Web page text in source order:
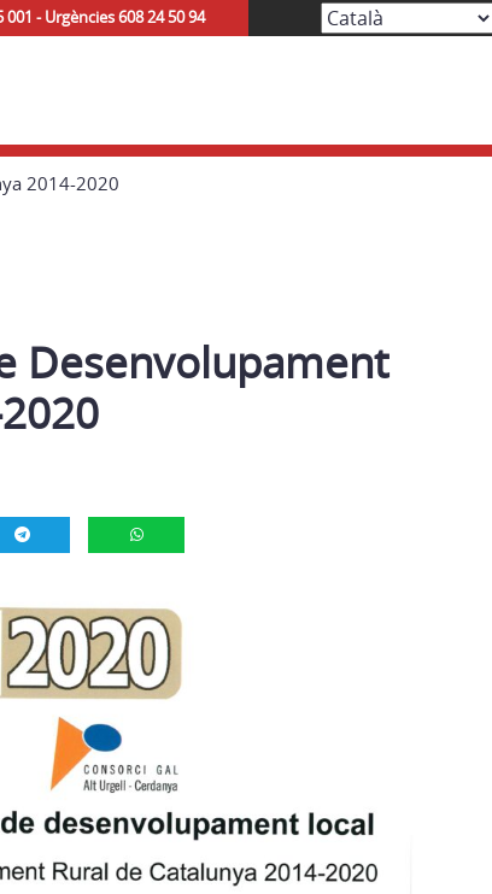
- Urgències 608 24 50 94
2014-2020
Desenvolupament